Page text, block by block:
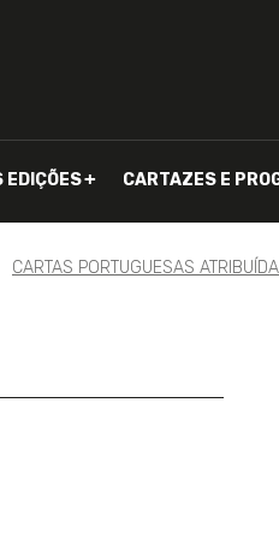
EDIÇÕES CARTAZES E
CARTAS PORTUGUESAS